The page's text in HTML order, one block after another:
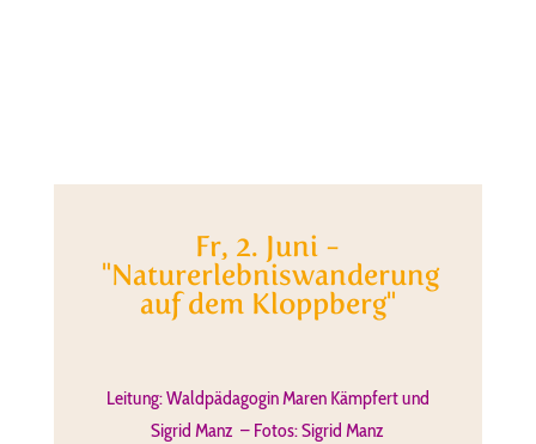
Fr, 2. Juni -
"Naturerlebniswanderung
auf dem Kloppberg"
Leitung: Waldpädagogin Maren Kämpfert und
Sigrid Manz – Fotos: Sigrid Manz